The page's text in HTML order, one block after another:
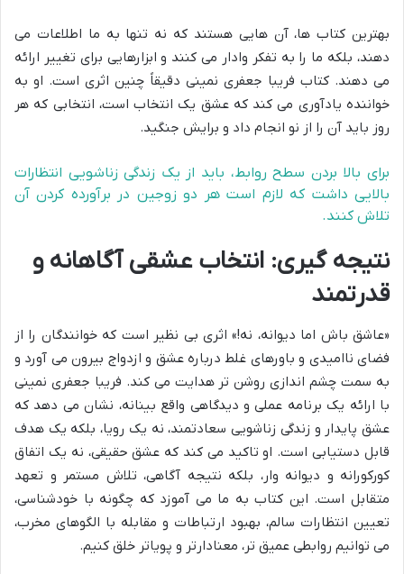
بهترین کتاب ها، آن هایی هستند که نه تنها به ما اطلاعات می
دهند، بلکه ما را به تفکر وادار می کنند و ابزارهایی برای تغییر ارائه
می دهند. کتاب فریبا جعفری نمینی دقیقاً چنین اثری است. او به
خواننده یادآوری می کند که عشق یک انتخاب است، انتخابی که هر
روز باید آن را از نو انجام داد و برایش جنگید.
برای بالا بردن سطح روابط، باید از یک زندگی زناشویی انتظارات
بالایی داشت که لازم است هر دو زوجین در برآورده کردن آن
تلاش کنند.
نتیجه گیری: انتخاب عشقی آگاهانه و
قدرتمند
«عاشق باش اما دیوانه، نه!» اثری بی نظیر است که خوانندگان را از
فضای ناامیدی و باورهای غلط درباره عشق و ازدواج بیرون می آورد و
به سمت چشم اندازی روشن تر هدایت می کند. فریبا جعفری نمینی
با ارائه یک برنامه عملی و دیدگاهی واقع بینانه، نشان می دهد که
عشق پایدار و زندگی زناشویی سعادتمند، نه یک رویا، بلکه یک هدف
قابل دستیابی است. او تاکید می کند که عشق حقیقی، نه یک اتفاق
کورکورانه و دیوانه وار، بلکه نتیجه آگاهی، تلاش مستمر و تعهد
متقابل است. این کتاب به ما می آموزد که چگونه با خودشناسی،
تعیین انتظارات سالم، بهبود ارتباطات و مقابله با الگوهای مخرب،
می توانیم روابطی عمیق تر، معنادارتر و پویاتر خلق کنیم.